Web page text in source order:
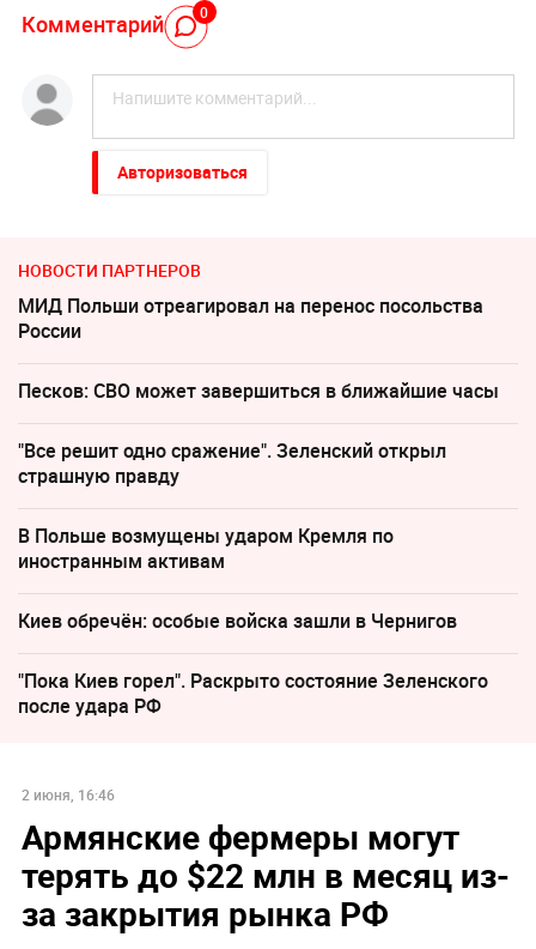
Комментарий 0
Авторизоваться
НОВОСТИ ПАРТНЕРОВ
МИД Польши отреагировал на перенос посольства
России
Песков: СВО может завершиться в ближайшие часы
"Все решит одно сражение". Зеленский открыл
страшную правду
В Польше возмущены ударом Кремля по
иностранным активам
Киев обречён: особые войска зашли в Чернигов
"Пока Киев горел". Раскрыто состояние Зеленского
после удара РФ
2 июня, 16:46
Армянские фермеры могут
терять до $22 млн в месяц из-
за закрытия рынка РФ